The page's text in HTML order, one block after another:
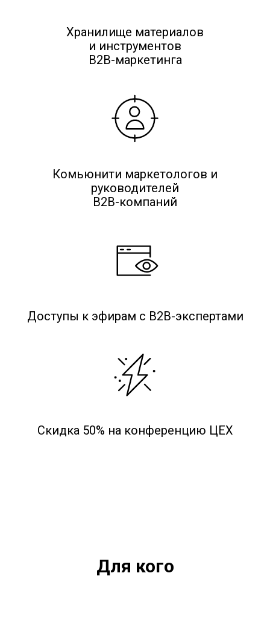
Хранилище материалов
и инструментов
B2B-маркетинга
Комьюнити маркетологов и
руководителей
B2B-компаний
Доступы к эфирам с B2B-экспертами
Скидка 50% на конференцию ЦЕХ
Для кого